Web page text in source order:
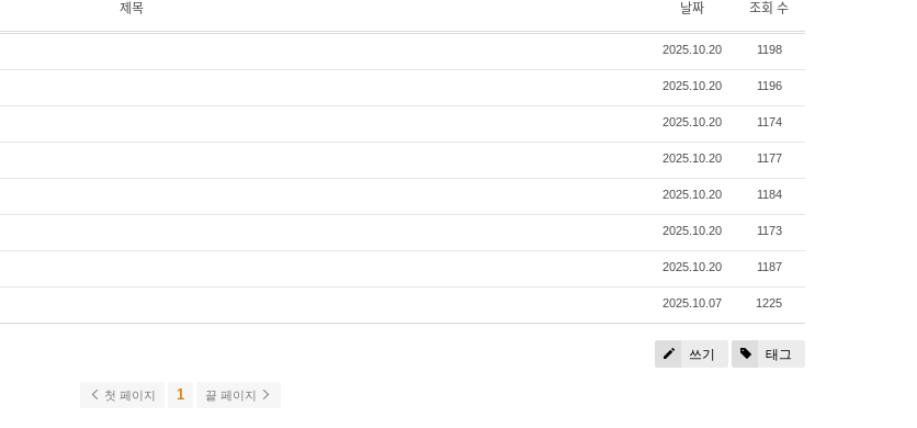
제목 날짜 조회 수
2025.10.20 1198
2025.10.20 1196
2025.10.20 1174
2025.10.20 1177
2025.10.20 1184
2025.10.20 1173
2025.10.20 1187
2025.10.07 1225
쓰기 태그
첫 페이지 1 끝 페이지